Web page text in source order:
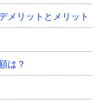
メリットとメリット
は？